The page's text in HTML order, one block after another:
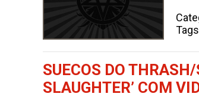
SUECOS DO
SLAUGHTER’ COM